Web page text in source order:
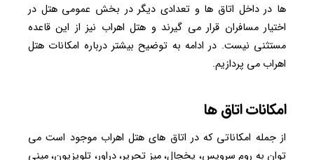
ها در داخل اتاق ها و تعدادی دیگر در بخش عمومی هتل در
اختیار مسافران قرار می گیرند و هتل اهراب نیز از این قاعده
مستثنی نیست. در ادامه به توضیح بیشتر درباره امکانات هتل
اهراب می پردازیم.
امکانات اتاق ها
از جمله امکاناتی که در اتاق های هتل اهراب موجود است می
توان به روم سرویس، یخچال، میز تحریر، دراور، تلویزیون، مینی